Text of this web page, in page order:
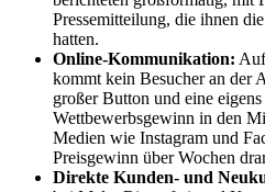
Pressemitteilung, die ihnen
hatten.
Online-Kommunikation:
kommt kein Besucher an der
großer Button und eine
Wettbewerbsgewinn in den
Medien wie Instagram und
Preisgewinn über Wochen
Direkte Kunden- und